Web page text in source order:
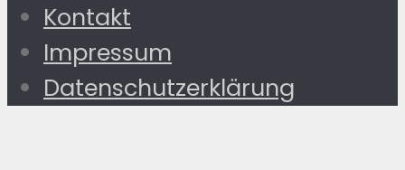
Kontakt
Impressum
Datenschutzerklärung